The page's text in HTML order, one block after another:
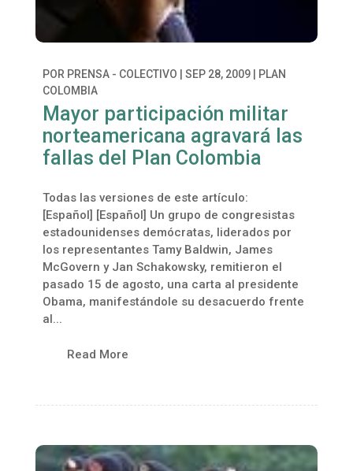
POR PRENSA - COLECTIVO SEP 28, 2009|
PLAN
COLOMBIA
Mayor participación militar
norteamericana agravará las
fallas del Plan Colombia
Todas las versiones de este artículo:
[Español] [Español] Un grupo de congresistas
estadounidenses demócratas, liderados por
los representantes Tamy Baldwin, James
McGovern y Jan Schakowsky, remitieron el
pasado 15 de agosto, una carta al presidente
Obama, manifestándole su desacuerdo frente
al...
Read More